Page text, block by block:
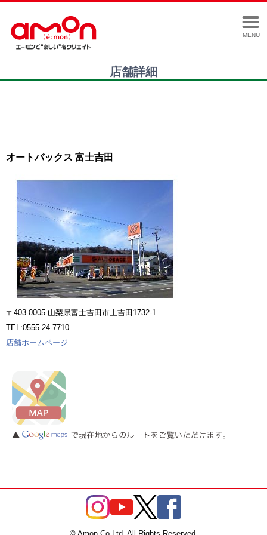
MENU
店舗詳細
オートバックス 富士吉田
〒403-0005 山梨県富士吉田市上吉田1732-1
TEL:0555-24-7710
店舗ホームページ